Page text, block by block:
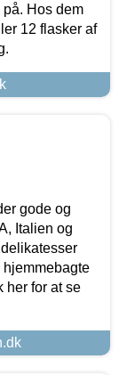
Hos dem
12 flasker af
gode og
Italien og
hjemmebagte
her for at se